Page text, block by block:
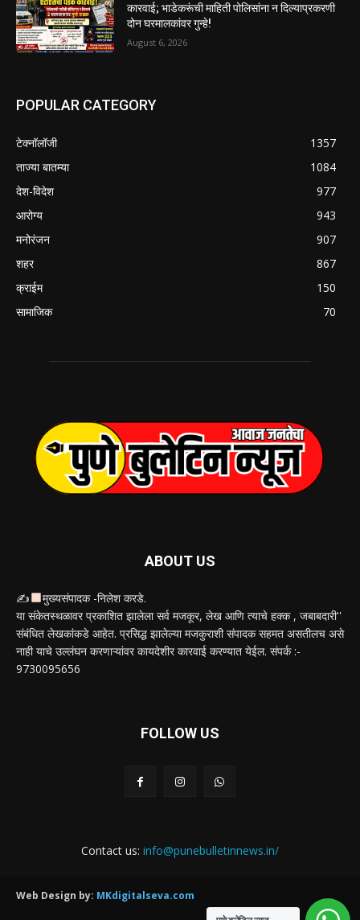
कारवाई; भाडेकरूंची माहिती पोलिसांना न दिल्याप्रकरणी
दोन घरमालकांवर गुन्हे!
August 6, 2026
POPULAR CATEGORY
टेक्नॉलॉजी
1357
ताज्या बातम्या
1084
देश-विदेश
977
आरोग्य
943
मनोरंजन
907
शहर
867
क्राईम
150
सामाजिक
70
ABOUT US
✍
मुख्यसंपादक -निलेश करडे.
या संकेतस्थळावर प्रकाशित झालेला सर्व मजकूर, लेख आणि त्याचे हक्क , जबाबदारी''
संबंधित लेखकांकडे आहेत. प्रसिद्ध झालेल्या मजकुराशी संपादक सहमत असतीलच असे
नाही याचे उल्लंघन करणाऱ्यांवर कायदेशीर कारवाई करण्यात येईल. संपर्क :-
9730095656
FOLLOW US
Contact us: info@punebulletinnews.in/
Web Design by: MKdigitalseva.com